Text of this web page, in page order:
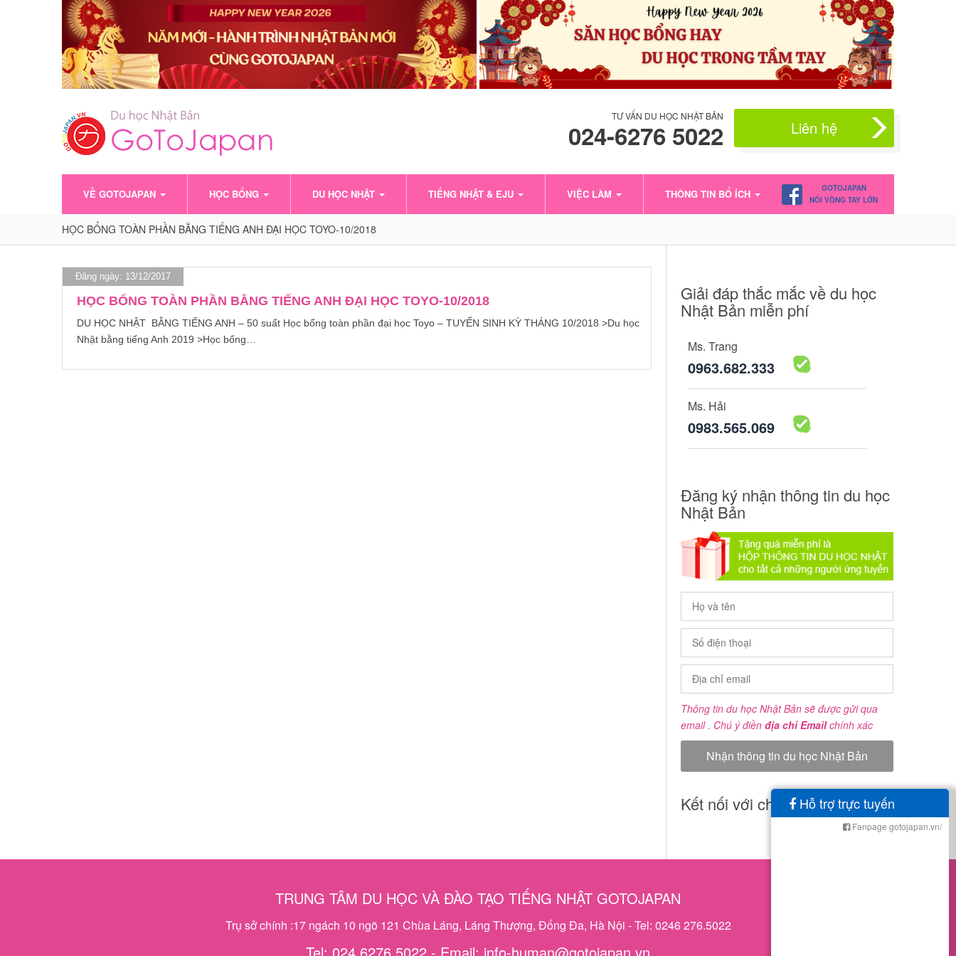
TƯ VẤN DU HỌC NHẬT BẢN
024-6276 5022 Liên hệ
VỀ GOTOJAPAN HỌC BỔNG DU HỌC NHẬT TIẾNG NHẬT & EJU VIỆC LÀM THÔNG TIN BỔ ÍCH
GOTOJAPAN
NỐI VÒNG TAY LỚN
HỌC BỔNG TOÀN PHẦN BẰNG TIẾNG ANH ĐẠI HỌC TOYO-10/2018
Đăng ngày: 13/12/2017
HỌC BỔNG TOÀN PHẦN BẰNG TIẾNG ANH ĐẠI HỌC TOYO-10/2018
DU HỌC NHẬT BẰNG TIẾNG ANH – 50 suất Học bổng toàn phần đại học Toyo – TUYỂN SINH KỲ THÁNG 10/2018 >Du học
Nhật bằng tiếng Anh 2019 >Học bổng…
Giải đáp thắc mắc về du học
Nhật Bản miễn phí
Ms. Trang
0963.682.333
Ms. Hải
0983.565.069
Đăng ký nhận thông tin du học
Nhật Bản
Thông tin du học Nhật Bản sẽ được gửi qua
email . Chú ý điền địa chỉ Emailchính xác
Kết nối với chúng tôi
TRUNG TÂM DU HỌC VÀ ĐÀO TẠO TIẾNG NHẬT GOTOJAPAN
Trụ sở chính :17 ngách 10 ngõ 121 Chùa Láng, Láng Thượng, Đống Đa, Hà Nội - Tel: 0246 276.5022
Hỗ trợ trực tuyến
Fanpage gotojapan.vn/